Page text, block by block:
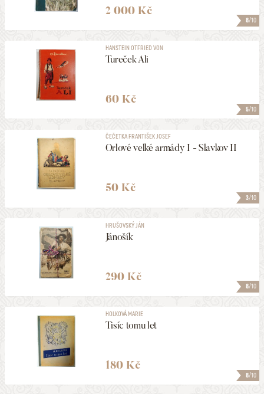
8/10
2 000 Kč
5/10
HANSTEIN OTFRIED VON
Tureček Ali
60 Kč
3/10
ČEČETKA FRANTIŠEK JOSEF
Orlové velké armády I - Slavkov II
50 Kč
8/10
HRUŠOVSKÝ JÁN
Jánošík
290 Kč
8/10
HOLKOVÁ MARIE
Tisíc tomu let
180 Kč